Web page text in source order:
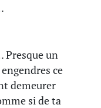
un
ce
demeurer
si de ta